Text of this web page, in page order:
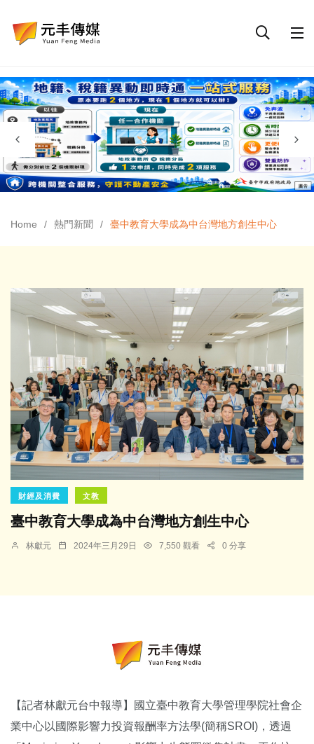
Home 熱門新聞 臺中教育大學成為中台灣地方創生中心
財經及消費 文教
臺中教育大學成為中台灣地方創生中心
林獻元 2024年三月29日 7,550 觀看 0 分享
【記者林獻元台中報導】國立臺中教育大學管理學院社會企
業中心以國際影響力投資報酬率方法學(簡稱SROI)，透過